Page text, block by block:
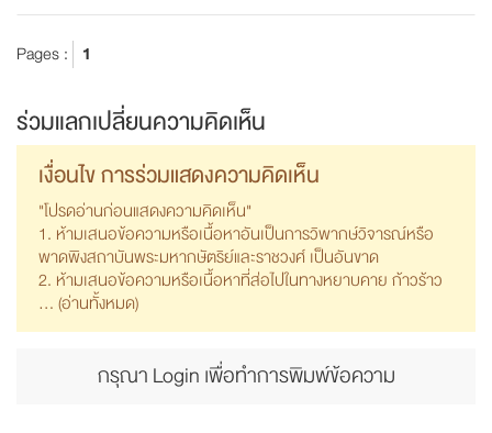
Pages : 1
ร่วมแลกเปลี่ยนความคิดเห็น
เงื่อนไข การร่วมแสดงความคิดเห็น
"โปรดอ่านก่อนแสดงความคิดเห็น"
1. ห้ามเสนอข้อความหรือเนื้อหาอันเป็นการวิพากษ์วิจารณ์หรือ
พาดพิงสถาบันพระมหากษัตริย์และราชวงศ์ เป็นอันขาด
2. ห้ามเสนอข้อความหรือเนื้อหาที่ส่อไปในทางหยาบคาย ก้าวร้าว
... (อ่านทั้งหมด)
กรุณา Login เพื่อทำการพิมพ์ข้อความ